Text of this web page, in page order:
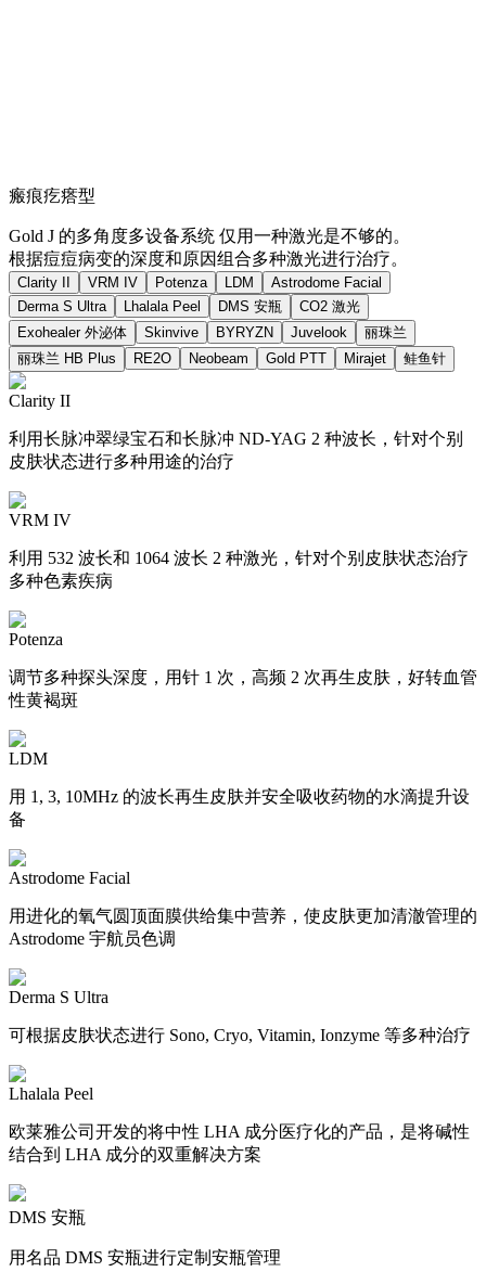
瘢痕疙瘩型
Gold J 的多角度多设备系统 仅用一种激光是不够的。
根据痘痘病变的深度和原因组合多种激光进行治疗。
Clarity II VRM IV Potenza LDM
Astrodome Facial
Derma S Ultra
Lhalala Peel DMS 安瓶
CO2 激光
Exohealer 外泌体
Skinvive BYRYZN Juvelook
丽珠兰
丽珠兰 HB Plus
RE2O Neobeam Gold PTT Mirajet 鲑鱼针
Clarity II
利用长脉冲翠绿宝石和长脉冲 ND-YAG 2 种波长，针对个别
皮肤状态进行多种用途的治疗
VRM IV
利用 532 波长和 1064 波长 2 种激光，针对个别皮肤状态治疗
多种色素疾病
Potenza
调节多种探头深度，用针 1 次，高频 2 次再生皮肤，好转血管
性黄褐斑
LDM
用 1, 3, 10MHz 的波长再生皮肤并安全吸收药物的水滴提升设
备
Astrodome Facial
用进化的氧气圆顶面膜供给集中营养，使皮肤更加清澈管理的
Astrodome 宇航员色调
Derma S Ultra
可根据皮肤状态进行 Sono, Cryo, Vitamin, Ionzyme 等多种治疗
Lhalala Peel
欧莱雅公司开发的将中性 LHA 成分医疗化的产品，是将碱性
结合到 LHA 成分的双重解决方案
DMS 安瓶
用名品 DMS 安瓶进行定制安瓶管理